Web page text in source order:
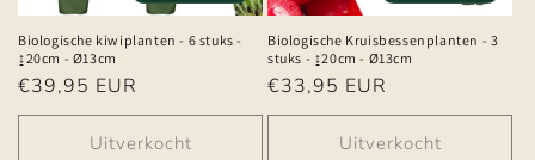
Biologische kiwiplanten - 6 stuks -
↨20cm - Ø13cm
Normale
prijs
€39,95 EUR
Uitverkocht
Biologische Kruisbessenplanten - 3
stuks - ↨20cm - Ø13cm
Normale
prijs
€33,95 EUR
Uitverkocht